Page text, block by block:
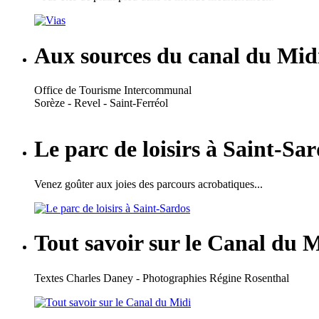
Aux sources du canal du
Office de Tourisme Intercommunal
Sorèze - Revel - Saint-Ferréol
Le parc de loisirs à Saint-
Venez goûter aux joies des parcours acrobatiques...
Tout savoir sur le Canal du
Textes Charles Daney - Photographies Régine Rosenthal